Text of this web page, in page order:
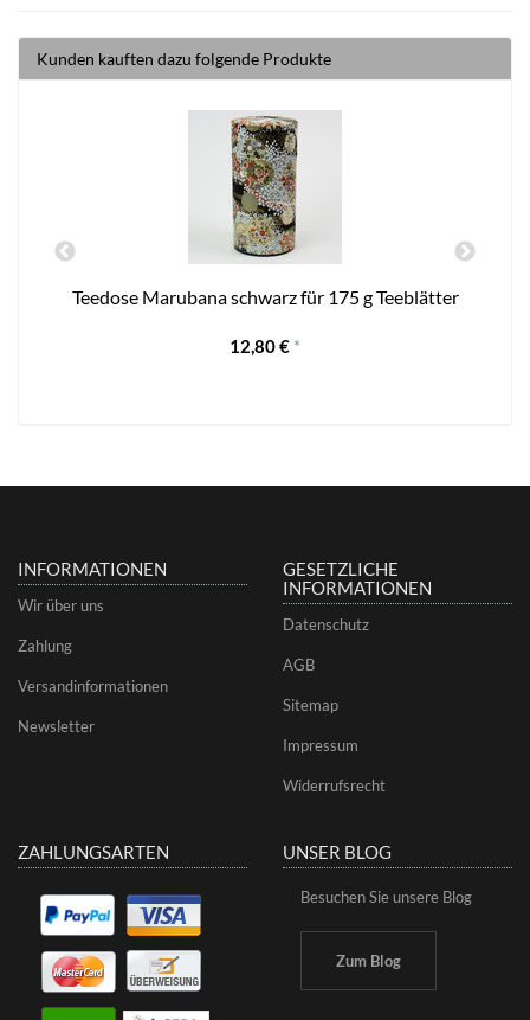
Kunden kauften dazu folgende Produkte
Teedose Marubana schwarz für 175 g Teeblätter
12,80 € *
INFORMATIONEN
Wir über uns
Zahlung
Versandinformationen
Newsletter
GESETZLICHE
INFORMATIONEN
Datenschutz
AGB
Sitemap
Impressum
Widerrufsrecht
ZAHLUNGSARTEN UNSER BLOG
Besuchen Sie unsere Blog
Zum Blog